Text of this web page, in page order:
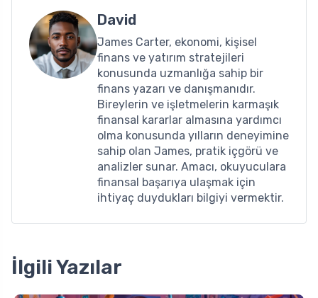
David
James Carter, ekonomi, kişisel
finans ve yatırım stratejileri
konusunda uzmanlığa sahip bir
finans yazarı ve danışmanıdır.
Bireylerin ve işletmelerin karmaşık
finansal kararlar almasına yardımcı
olma konusunda yılların deneyimine
sahip olan James, pratik içgörü ve
analizler sunar. Amacı, okuyuculara
finansal başarıya ulaşmak için
ihtiyaç duydukları bilgiyi vermektir.
İlgili Yazılar